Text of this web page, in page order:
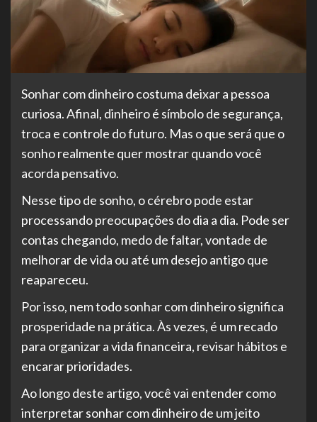
Sonhar com dinheiro costuma deixar a pessoa
curiosa. Afinal, dinheiro é símbolo de segurança,
troca e controle do futuro. Mas o que será que o
sonho realmente quer mostrar quando você
acorda pensativo.
Nesse tipo de sonho, o cérebro pode estar
processando preocupações do dia a dia. Pode ser
contas chegando, medo de faltar, vontade de
melhorar de vida ou até um desejo antigo que
reapareceu.
Por isso, nem todo sonhar com dinheiro significa
prosperidade na prática. Às vezes, é um recado
para organizar a vida financeira, revisar hábitos e
encarar prioridades.
Ao longo deste artigo, você vai entender como
interpretar sonhar com dinheiro de um jeito